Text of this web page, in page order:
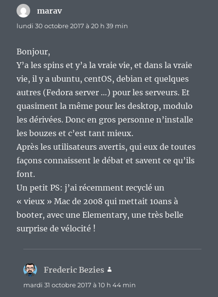
maravdit :
lundi 30 octobre 2017 à 20 h 39 min
Bonjour,
Y’a les spins et y’a la vraie vie, et dans la vraie
vie, il y a ubuntu, centOS, debian et quelques
autres (Fedora server …) pour les serveurs. Et
quasiment la même pour les desktop, modulo
les dérivées. Donc en gros personne n’installe
les bouzes et c’est tant mieux.
Après les utilisateurs avertis, qui eux de toutes
façons connaissent le débat et savent ce qu’ils
font.
Un petit PS: j’ai récemment recyclé un
« vieux » Mac de 2008 qui mettait 10ans à
booter, avec une Elementary, une très belle
surprise de vélocité !
Frederic Bezies
mardi 31 octobre 2017 à 10 h 44 min